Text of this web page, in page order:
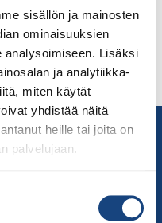
sisällön ja mainosten
ominaisuuksien
analysoimiseen. Lisäksi
ja analytiikka-
miten käytät
yhdistää näitä
heille tai joita on
palvelujaan.
pysyvää kulkulupaa,
perjantaisin klo
kalenterimerkintä,
ennakkoon